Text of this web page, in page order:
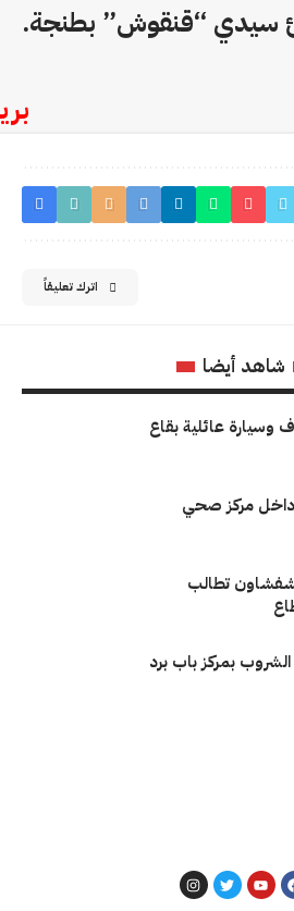
سيدي “قنقوش” بطنجة.
اترك تعليقاً
شاهد أيضا
وسيارة عائلية بقاع
مركز صحي
تطالب
بمركز باب برد